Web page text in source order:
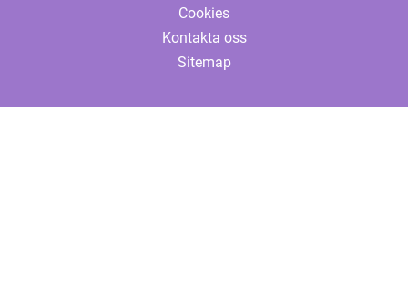
Cookies
Kontakta oss
Sitemap